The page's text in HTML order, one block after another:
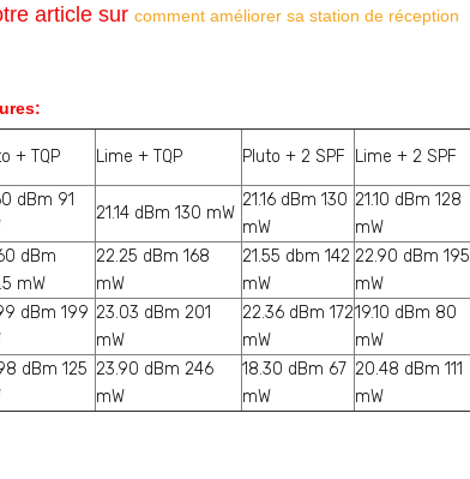
article sur comment améliorer sa station de réception
+ TQP Lime + TQP Pluto + 2 SPF Lime + 2 SPF
dBm 91
21.14 dBm 130 mW
21.16 dBm 130
mW
21.10 dBm 128
mW
dBm
mW
22.25 dBm 168
mW
21.55 dbm 142
mW
22.90 dBm 195
mW
dBm 199 23.03 dBm 201
mW
22.36 dBm 172
mW
19.10 dBm 80
mW
dBm 125 23.90 dBm 246
mW
18.30 dBm 67
mW
20.48 dBm 111
mW